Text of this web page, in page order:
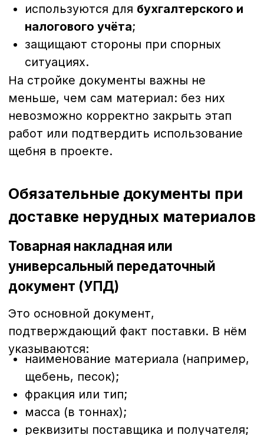
наименование материала (например,
щебень, песок);
фракция или тип;
масса (в тоннах);
реквизиты поставщика и получателя;
дата отгрузки.
Для юридических лиц чаще всего
используетсяУПД , который
одновременно выполняет функции
документ необходим для бухгалтерии и
закрытия сделки.
сам факт перевозки груза. В ней
отправитель;
получатель;
маршрут доставки;
данные транспортного средства и
водителя;
при приёме груза на объекте;
для подтверждения логистических
расходов.
Паспорт качества на нерудный
материал